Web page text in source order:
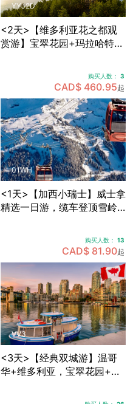
YYJ2D
<2天>【维多利亚花之都观
赏游】宝翠花园+玛拉哈特天
选帝后酒店住宿
购买人数： 3
CAD$ 460.95起
01WH
<1天>【加西小瑞士】威士拿
精选一日游，缆车登顶雪岭
湾·伐木镇·神龙瀑布 (天天出
发)
购买人数： 13
CAD$ 81.90起
VV3
<3天>【经典双城游】温哥
华+维多利亚，宝翠花园+卡